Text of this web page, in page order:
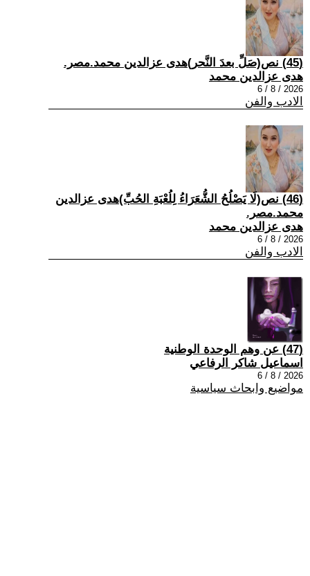
(45) نص(صَلِّ بعدَ النَّحر)هدى عزالدين محمد.مصر.
هدى عزالدين محمد
2026 / 8 / 6
الادب والفن
(46) نص(لَا يَصْلُحُ الشُّعَرَاءُ لِلُعْبَةِ الحُبِّ)هدى عزالدين
محمد.مصر.
هدى عزالدين محمد
2026 / 8 / 6
الادب والفن
(47) عن وهم الوحدة الوطنية
اسماعيل شاكر الرفاعي
2026 / 8 / 6
مواضيع وابحاث سياسية